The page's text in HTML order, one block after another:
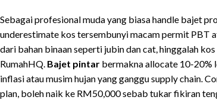
Sebagai profesional muda yang biasa handle bajet
underestimate kos tersembunyi macam permit PBT
dari bahan binaan seperti jubin dan cat, hinggalah
RumahHQ. Bajet pintar bermakna allocate 10-20%
inflasi atau musim hujan yang ganggu supply chain.
plan, boleh naik ke RM50,000 sebab tukar fikiran